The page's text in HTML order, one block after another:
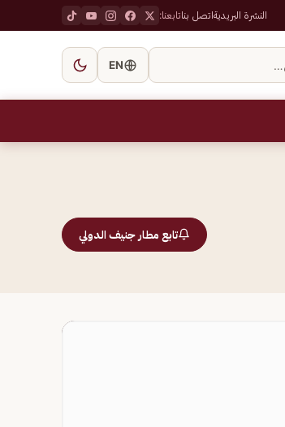
النشرة البريديةاتصل بناتابعنا:
EN
تابع مطار جنيف الدولي